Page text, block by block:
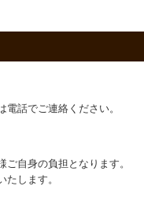
電話でご連絡ください。
自身の負担となります。
たします。